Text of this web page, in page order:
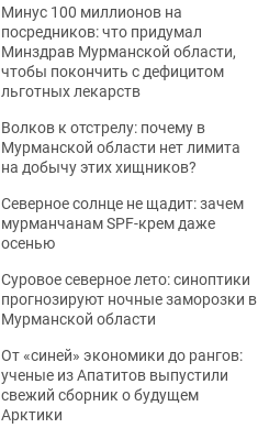
Минус 100 миллионов на
посредников: что придумал
Минздрав Мурманской области,
чтобы покончить с дефицитом
льготных лекарств
Волков к отстрелу: почему в
Мурманской области нет лимита
на добычу этих хищников?
Северное солнце не щадит: зачем
мурманчанам SPF-крем даже
осенью
Суровое северное лето: синоптики
прогнозируют ночные заморозки в
Мурманской области
От «синей» экономики до рангов:
ученые из Апатитов выпустили
свежий сборник о будущем
Арктики